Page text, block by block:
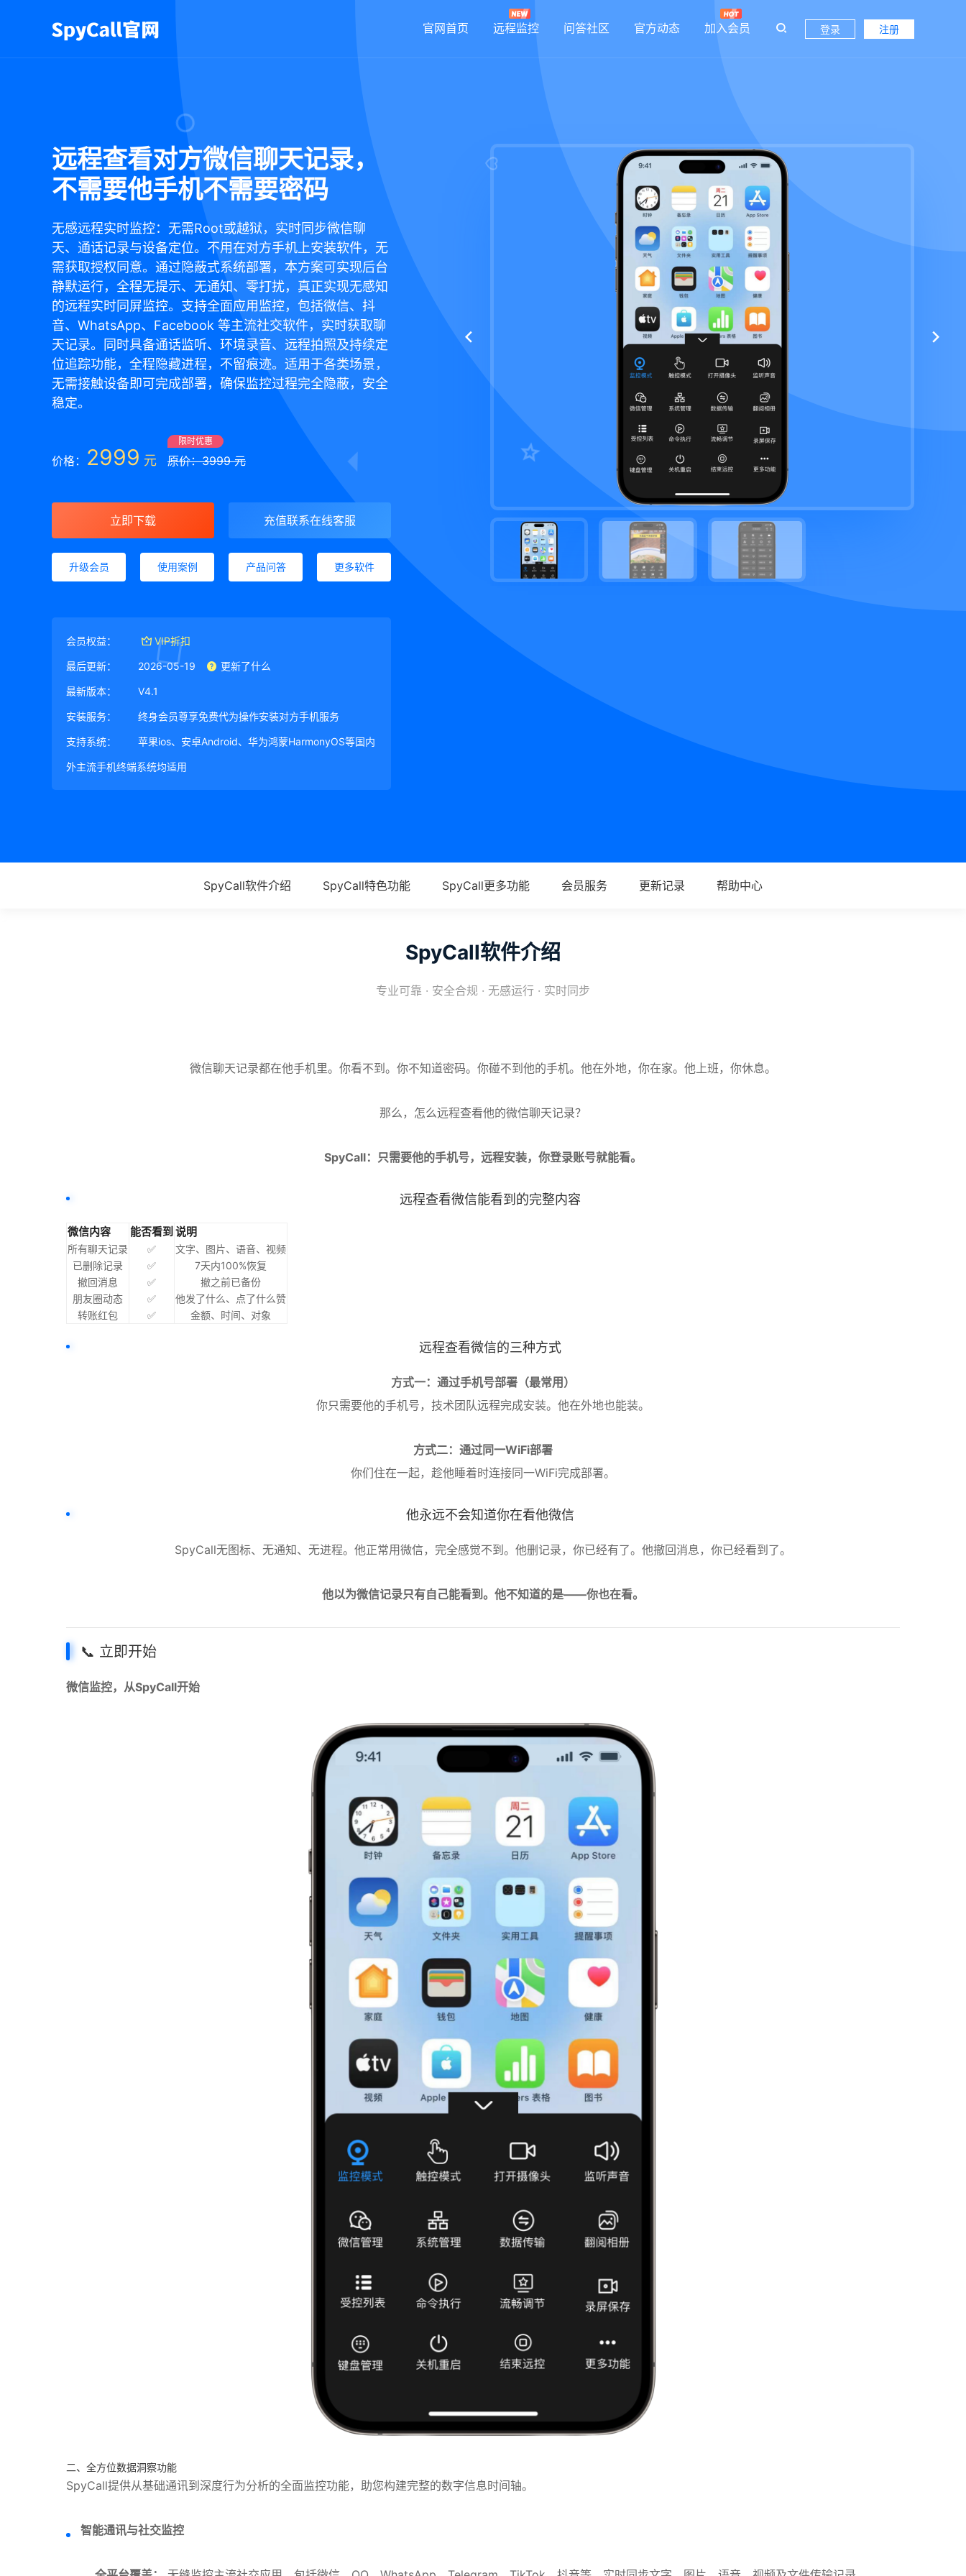
官网首页 远程监控 问答社区 官方动态 加入会员 登录 注册
远程查看对方微信聊天记录，
不需要他手机不需要密码
无感远程实时监控：无需Root或越狱，实时同步微信聊
天、通话记录与设备定位。不用在对方手机上安装软件，无
需获取授权同意。通过隐蔽式系统部署，本方案可实现后台
静默运行，全程无提示、无通知、零打扰，真正实现无感知
的远程实时同屏监控。支持全面应用监控，包括微信、抖
音、WhatsApp、Facebook 等主流社交软件，实时获取聊
天记录。同时具备通话监听、环境录音、远程拍照及持续定
位追踪功能，全程隐藏进程，不留痕迹。适用于各类场景，
无需接触设备即可完成部署，确保监控过程完全隐蔽，安全
稳定。
价格： 2999 元
限时优惠
原价：3999 元
立即下载 充值联系在线客服
升级会员 使用案例 产品问答 更多软件
会员权益： VIP折扣
最后更新： 2026-05-19 更新了什么
最新版本： V4.1
安装服务： 终身会员尊享免费代为操作安装对方手机服务
支持系统： 苹果ios、安卓Android、华为鸿蒙HarmonyOS等国内
外主流手机终端系统均适用
SpyCall软件介绍 SpyCall特色功能 SpyCall更多功能 会员服务 更新记录 帮助中心
SpyCall软件介绍
专业可靠 · 安全合规 · 无感运行 · 实时同步
微信聊天记录都在他手机里。你看不到。你不知道密码。你碰不到他的手机。他在外地，你在家。他上班，你休息。
那么，怎么远程查看他的微信聊天记录？
SpyCall：只需要他的手机号，远程安装，你登录账号就能看。
远程查看微信能看到的完整内容
微信内容 能否看到 说明
所有聊天记录 ✅
文字、图片、语音、视频
已删除记录
✅
7天内100%恢复
撤回消息
✅
撤之前已备份
朋友圈动态
✅
他发了什么、点了什么赞
转账红包
✅ 金额、时间、对象
远程查看微信的三种方式
方式一：通过手机号部署（最常用）
你只需要他的手机号，技术团队远程完成安装。他在外地也能装。
方式二：通过同一WiFi部署
你们住在一起，趁他睡着时连接同一WiFi完成部署。
他永远不会知道你在看他微信
SpyCall无图标、无通知、无进程。他正常用微信，完全感觉不到。他删记录，你已经有了。他撤回消息，你已经看到了。
他以为微信记录只有自己能看到。他不知道的是——你也在看。
📞 立即开始
微信监控，从SpyCall开始
二、全方位数据洞察功能
SpyCall提供从基础通讯到深度行为分析的全面监控功能，助您构建完整的数字信息时间轴。
智能通讯与社交监控